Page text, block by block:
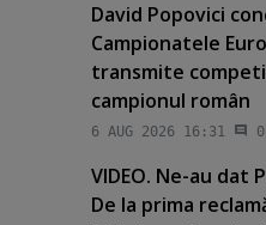
David Popovici
Campionatele
transmite
campionul român
6 AUG 2026 16:31 0
VIDEO. Ne-au dat
De la prima